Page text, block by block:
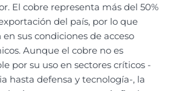
El cobre representa más del 50%
del país, por lo que
sus condiciones de acceso
Aunque el cobre no es
por su uso en sectores críticos -
hasta defensa y tecnología-, la